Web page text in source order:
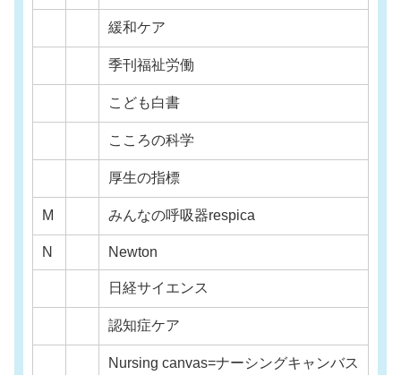
緩和ケア
季刊福祉労働
こども白書
こころの科学
厚生の指標
M みんなの呼吸器respica
N Newton
日経サイエンス
認知症ケア
Nursing canvas=ナーシングキャンバス